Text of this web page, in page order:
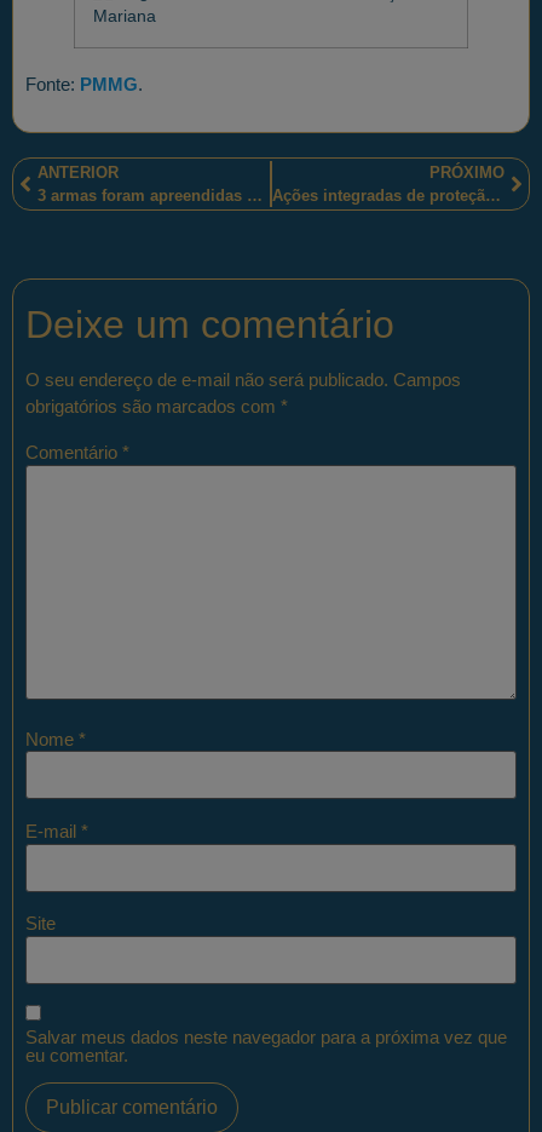
Fonte: PMMG.
ANTERIOR
3 armas foram apreendidas e um casal preso, em Mogeiro-PB, pelos policiais militares paraibanos
PRÓXIMO
Ações integradas de proteção dos policiais civis e policiais e bombeiros militares são desenvolvidas em municípios acrianos
Deixe um comentário
O seu endereço de e-mail não será publicado. Campos
obrigatórios são marcados com *
Comentário *
Nome *
E-mail *
Site
Salvar meus dados neste navegador para a próxima vez que
eu comentar.